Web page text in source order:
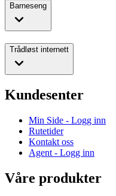
Barneseng
Trådløst internett
Kundesenter
Min Side - Logg inn
Rutetider
Kontakt oss
Agent - Logg inn
Våre produkter